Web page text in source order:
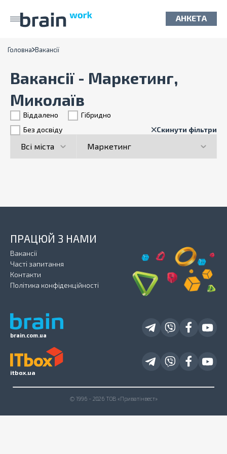
АНКЕТА
Головна Вакансії
Вакансії - Маркетинг,
Миколаїв
Віддалено
Гiбридно
Без досвіду
Скинути фільтри
brain.com.ua
ПРАЦЮЙ З НАМИ
Вакансії
Часті запитання
Контакти
Політика конфіденційності
itbox.ua
© 1996 - 2026 ТОВ «Приватінвест»